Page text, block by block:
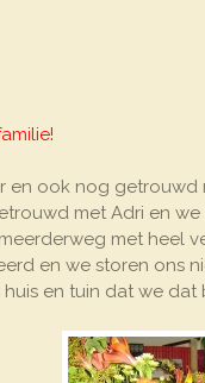
en ook nog getrouwd
met Adri en
met heel
en we storen ons
en tuin dat we